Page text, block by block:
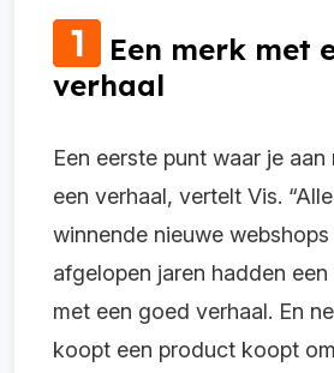
Een merk met
verhaal
Een eerste punt waar je
een verhaal, vertelt Vis.
winnende nieuwe
afgelopen jaren hadden
met een goed verhaal. En
koopt een product koopt